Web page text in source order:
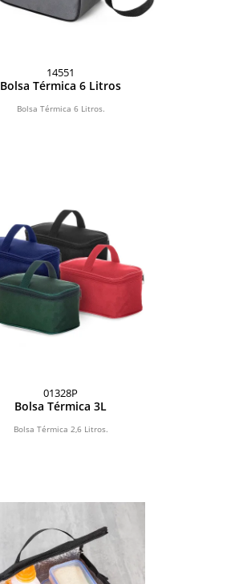
14551
Bolsa Térmica 6 Litros
Bolsa Térmica 6 Litros.
01328P
Bolsa Térmica 3L
Bolsa Térmica 2,6 Litros.